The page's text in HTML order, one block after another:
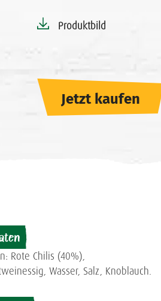
Produktbild
Jetzt kaufen
Rote Chilis (40%),
Wasser, Salz, Knoblauch.